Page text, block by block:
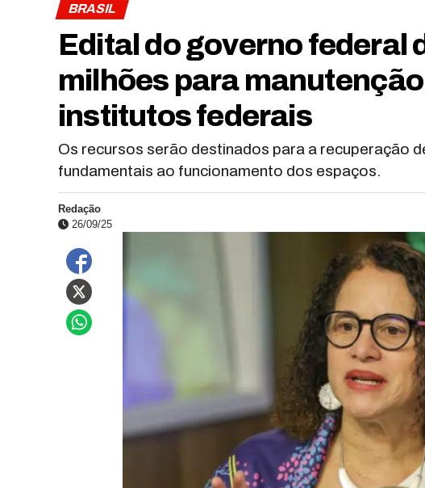
BRASIL
Edital do governo federal
milhões para
institutos federais
Os recursos serão destinados para a recuperação
fundamentais ao funcionamento dos espaços.
Redação
26/09/25